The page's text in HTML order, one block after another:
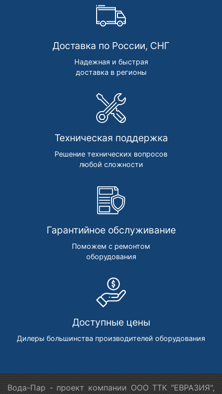
Доставка по России, СНГ
Надежная и быстрая
доставка в регионы
Техническая поддержка
Решение технических вопросов
любой сложности
Гарантийное обслуживание
Поможем с ремонтом
оборудования
Доступные цены
Дилеры большинства производителей оборудования
Вода-Пар - проект компании ООО ТТК "ЕВРАЗИЯ",